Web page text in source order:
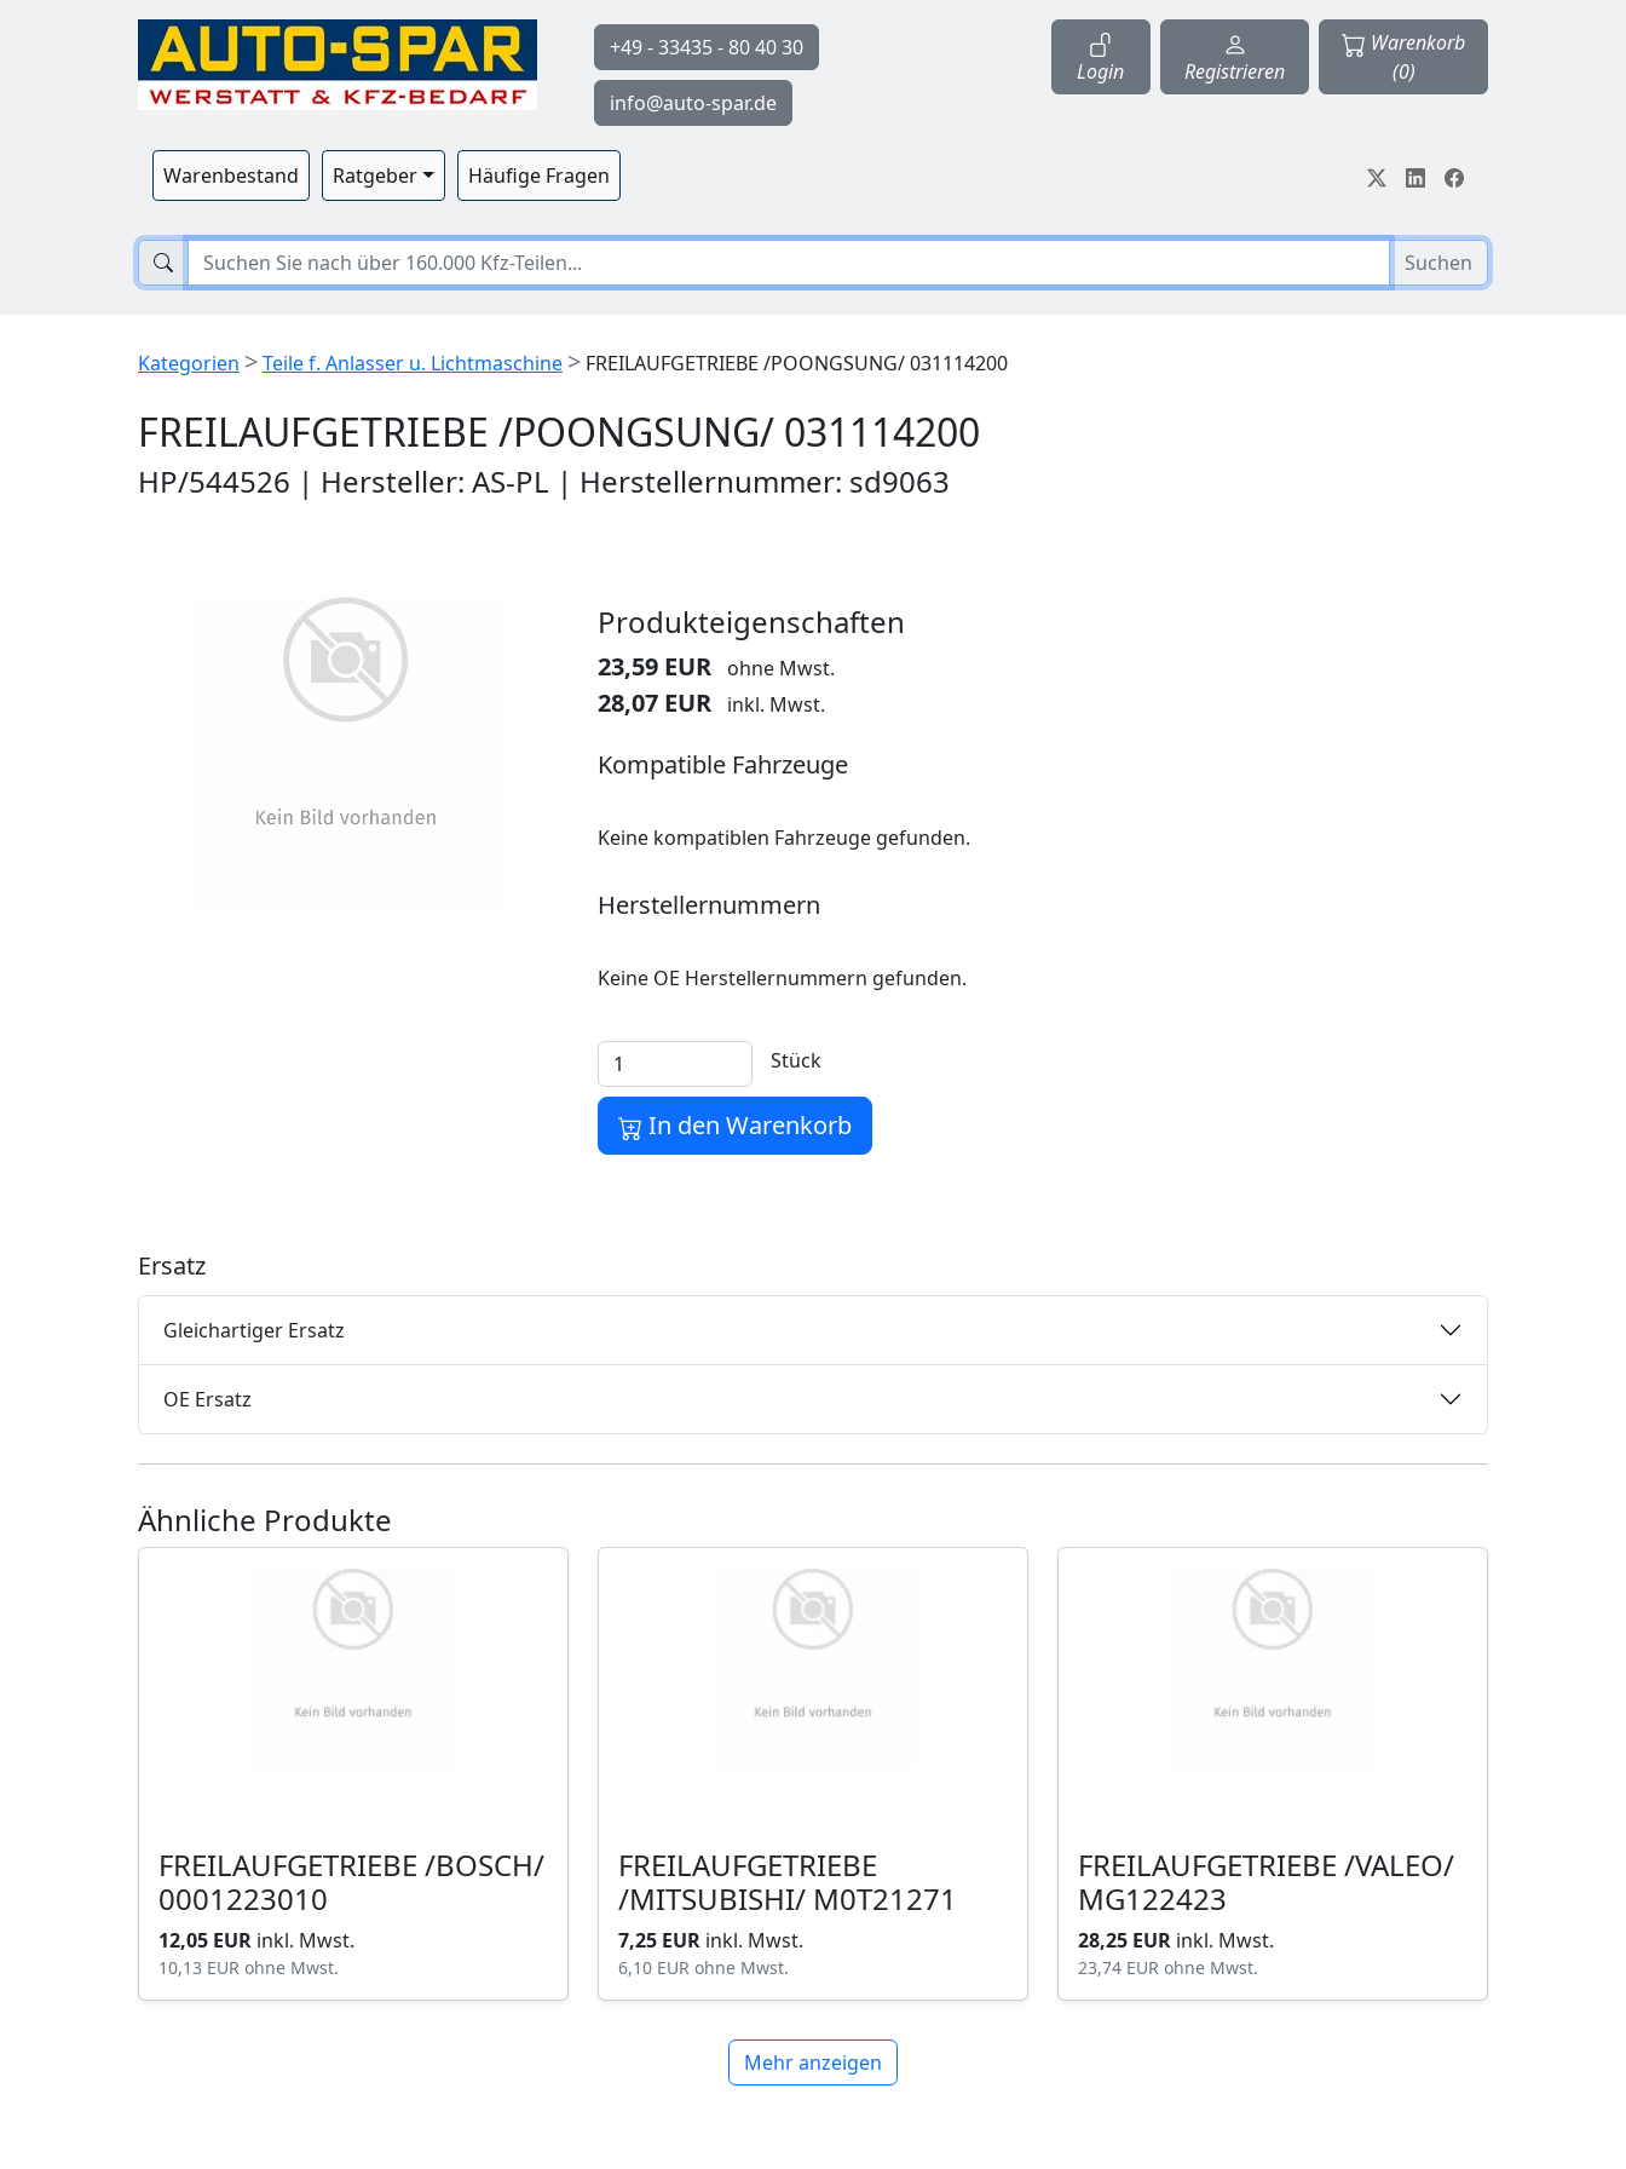
+49 - 33435 - 80 40 30
info@auto-spar.de
Login Registrieren
Warenkorb
(0)
Warenbestand Ratgeber Häufige Fragen
Suchen
Kategorien >Teile f. Anlasser u. Lichtmaschine > FREILAUFGETRIEBE /POONGSUNG/ 031114200
FREILAUFGETRIEBE /POONGSUNG/ 031114200
HP/544526 | Hersteller: AS-PL | Herstellernummer: sd9063
Produkteigenschaften
23,59 EUR ohne Mwst.
28,07 EUR inkl. Mwst.
Kompatible Fahrzeuge
Keine kompatiblen Fahrzeuge gefunden.
Herstellernummern
Keine OE Herstellernummern gefunden.
Stück
In den Warenkorb
Ersatz
Gleichartiger Ersatz
OE Ersatz
Ähnliche Produkte
FREILAUFGETRIEBE /BOSCH/
0001223010
12,05 EUR inkl. Mwst.
10,13 EUR ohne Mwst.
FREILAUFGETRIEBE
/MITSUBISHI/ M0T21271
7,25 EUR inkl. Mwst.
6,10 EUR ohne Mwst.
FREILAUFGETRIEBE /VALEO/
MG122423
28,25 EUR inkl. Mwst.
23,74 EUR ohne Mwst.
Mehr anzeigen